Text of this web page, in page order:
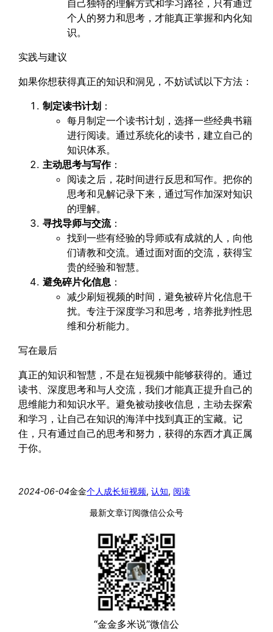
自己独特的理解方式和学习路径，只有通过
个人的努力和思考，才能真正掌握和内化知
识。
实践与建议
如果你想获得真正的知识和洞见，不妨试试以下方法：
制定读书计划 ：
每月制定一个读书计划，选择一些经典书籍
进行阅读。通过系统化的读书，建立自己的
知识体系。
主动思考与写作：
阅读之后，花时间进行反思和写作。把你的
思考和见解记录下来，通过写作加深对知识
的理解。
寻找导师与交流：
找到一些有经验的导师或有成就的人，向他
们请教和交流。通过面对面的交流，获得宝
贵的经验和智慧。
避免碎片化信息 ：
减少刷短视频的时间，避免被碎片化信息干
扰。专注于深度学习和思考，培养批判性思
维和分析能力。
写在最后
真正的知识和智慧，不是在短视频中能够获得的。通过
读书、深度思考和与人交流，我们才能真正提升自己的
思维能力和知识水平。避免被动接收信息，主动去探索
和学习，让自己在知识的海洋中找到真正的宝藏。记
住，只有通过自己的思考和努力，获得的东西才真正属
于你。
2024-06-04金金个人成长短视频, 认知, 阅读
最新文章订阅微信公众号
“金金多米说”微信公